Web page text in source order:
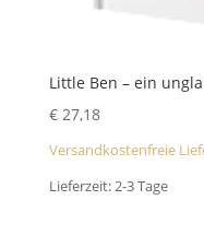
Little Ben – ein
€27,18
Versandkostenfreie
Lieferzeit:2-3 Tage